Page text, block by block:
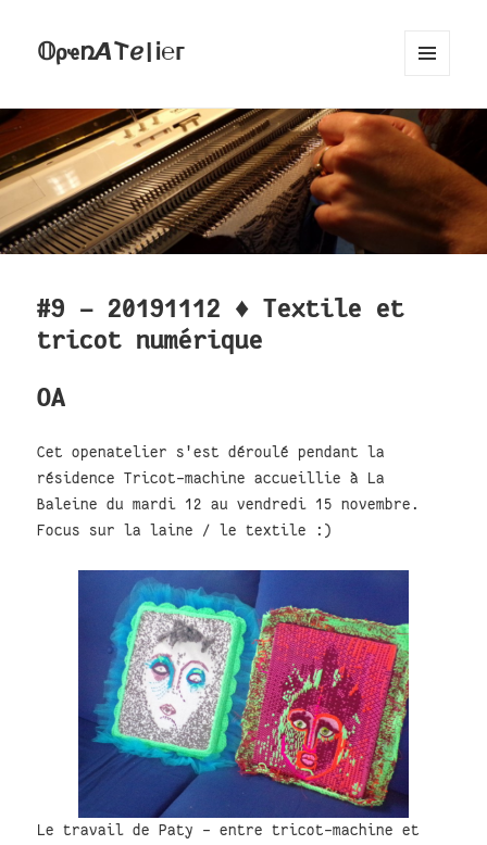
𝕆ρҽռ𝞐𐌕ℯ|Ꭵ℮ᴦ
WIDGETS
#9 - 20191112 ♦ Textile et
tricot numérique
OA
Cet openatelier s'est déroulé pendant la
résidence Tricot-machine accueillie à La
Baleine du mardi 12 au vendredi 15 novembre.
Focus sur la laine / le textile :)
Le travail de Paty - entre tricot-machine et